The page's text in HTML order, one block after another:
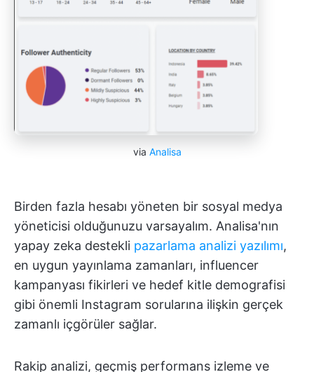
via Analisa
Birden fazla hesabı yöneten bir sosyal medya
yöneticisi olduğunuzu varsayalım. Analisa'nın
yapay zeka destekli pazarlama analizi yazılımı,
en uygun yayınlama zamanları, influencer
kampanyası fikirleri ve hedef kitle demografisi
gibi önemli Instagram sorularına ilişkin gerçek
zamanlı içgörüler sağlar.
Rakip analizi, geçmiş performans izleme ve